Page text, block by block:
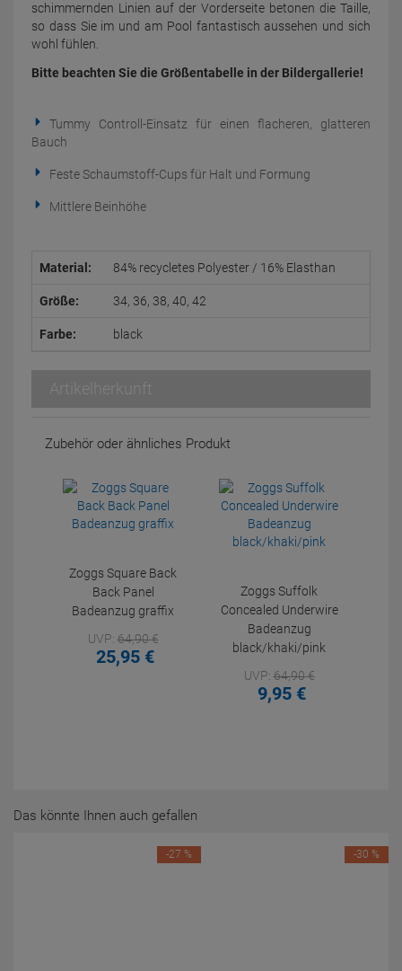
schimmernden Linien auf der Vorderseite betonen die Taille,
so dass Sie im und am Pool fantastisch aussehen und sich
wohl fühlen.
Bitte beachten Sie die Größentabelle in der Bildergallerie!
Tummy Controll-Einsatz für einen flacheren, glatteren
Bauch
Feste Schaumstoff-Cups für Halt und Formung
Mittlere Beinhöhe
Material: 84% recycletes Polyester / 16% Elasthan
Größe: 34, 36, 38, 40, 42
Farbe: black
Artikelherkunft
Zubehör oder ähnliches Produkt
Zoggs Square Back
Back Panel
Badeanzug graffix
UVP:64,90€
25,95 €
Zoggs Suffolk
Concealed Underwire
Badeanzug
black/khaki/pink
UVP:64,90€
9,95 €
Das könnte Ihnen auch gefallen
-27 % -30 %